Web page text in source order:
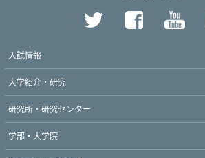
入試情報
大学紹介・研究
研究所・研究センター
学部・大学院